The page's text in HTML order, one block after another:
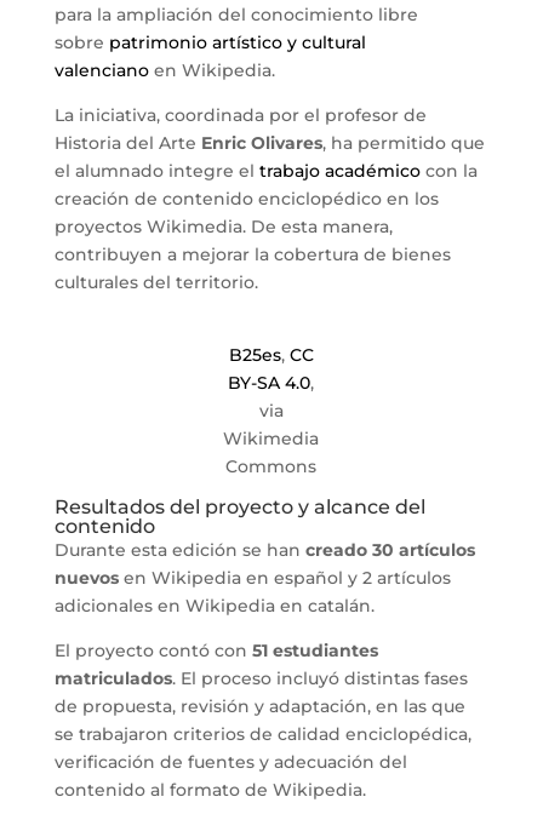
para la ampliación del conocimiento libre
sobre patrimonio artístico y cultural
valenciano en Wikipedia.
La iniciativa, coordinada por el profesor de
Historia del Arte Enric Olivares, ha permitido que
el alumnado integre el trabajo académicocon la
creación de contenido enciclopédico en los
proyectos Wikimedia. De esta manera,
contribuyen a mejorar la cobertura de bienes
culturales del territorio.
B25es, CC
BY-SA 4.0,
via
Wikimedia
Commons
Resultados del proyecto y alcance del
contenido
Durante esta edición se han creado 30 artículos
nuevosen Wikipedia en español y 2 artículos
adicionales en Wikipedia en catalán.
El proyecto contó con 51 estudiantes
matriculados. El proceso incluyó distintas fases
de propuesta, revisión y adaptación, en las que
se trabajaron criterios de calidad enciclopédica,
verificación de fuentes y adecuación del
contenido al formato de Wikipedia.